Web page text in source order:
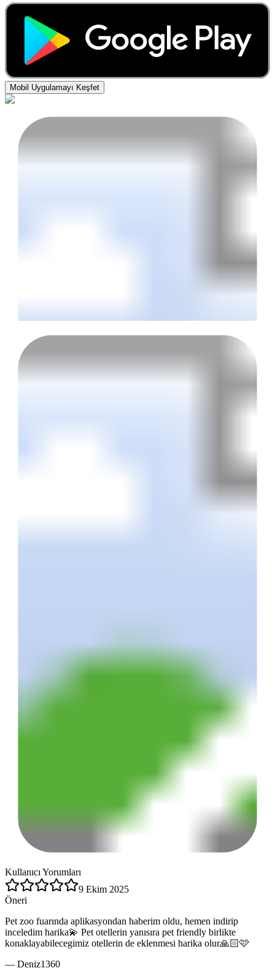
Mobil Uygulamayı Keşfet
Kullanıcı Yorumları
9 Ekim 2025
Öneri
Pet zoo fuarında aplikasyondan haberim oldu, hemen indirip
inceledim harika💫 Pet otellerin yanısıra pet friendly birlikte
konaklayabilecegimiz otellerin de eklenmesi harika olur🙏🏻🩷
— Deniz1360